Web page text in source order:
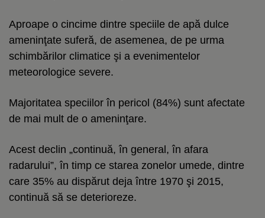
Aproape o cincime dintre speciile de apă dulce
ameninţate suferă, de asemenea, de pe urma
schimbărilor climatice şi a evenimentelor
meteorologice severe.
Majoritatea speciilor în pericol (84%) sunt afectate
de mai mult de o ameninţare.
Acest declin „continuă, în general, în afara
radarului”, în timp ce starea zonelor umede, dintre
care 35% au dispărut deja între 1970 şi 2015,
continuă să se deterioreze.